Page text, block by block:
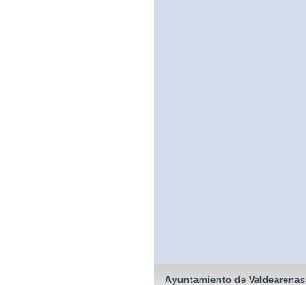
Ayuntamiento de Valdearenas